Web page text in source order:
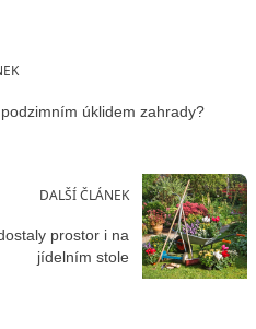
úklidem zahrady?
DALŠÍ ČLÁNEK
prostor i na
jídelním stole